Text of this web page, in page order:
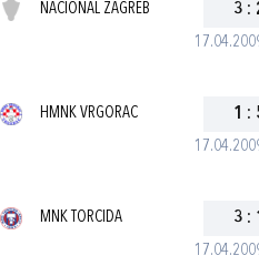
NACIONAL ZAGREB 3 :
HMNK VRGORAC 1 :
MNK TORCIDA 3 : 1